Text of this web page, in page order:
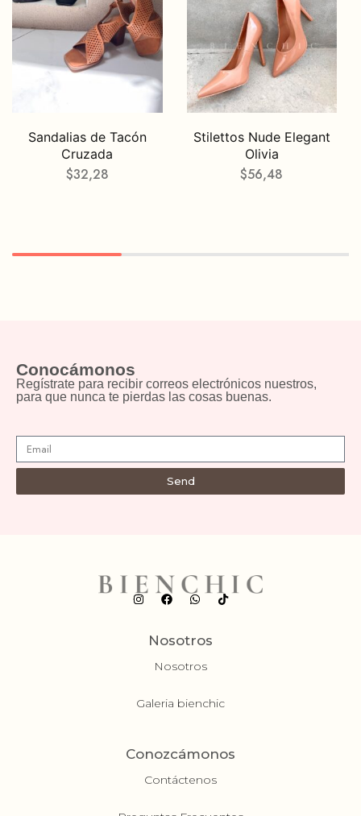
Sandalias de Tacón
Cruzada
$32,28
Stilettos Nude Elegant
Olivia
$56,48
Conocámonos
Regístrate para recibir correos electrónicos nuestros,
para que nunca te pierdas las cosas buenas.
Send
Nosotros
Nosotros
Galeria bienchic
Conozcámonos
Contáctenos